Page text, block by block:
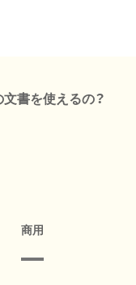
書を使えるの？
商用